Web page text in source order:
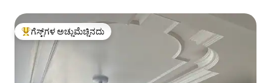
ಗೆಸ್ಟ್‌ಗಳಿಗೆ ಅತಿ ಹೆಚ್ಚು ಅಚ್ಚುಮೆಚ್ಚಿನದು
ಗೆಸ್ಟ್‌ಗಳ ಅಚ್ಚುಮೆಚ್ಚಿನದು